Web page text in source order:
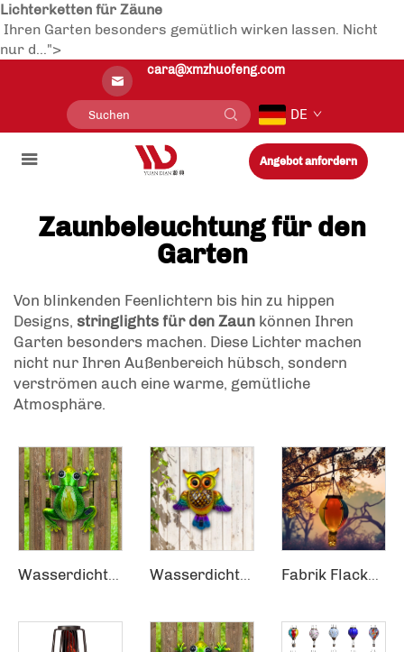
Lichterketten für Zäune
Ihren Garten besonders gemütlich wirken lassen. Nicht
nur d...">
cara@xmzhuofeng.com
DE
Angebot anfordern
Zaunbeleuchtung für den
Garten
Von blinkenden Feenlichtern bis hin zu hippen
Designs, stringlights für den Zaun können Ihren
Garten besonders machen. Diese Lichter machen
nicht nur Ihren Außenbereich hübsch, sondern
verströmen auch eine warme, gemütliche
Atmosphäre.
Wasserdichte Terrasse Außenbereich Gartenzaun LED Metallglas Frosch Hängende Dekoration Solare Wandlampen Wasserdichte Terrasse Außenbereich Gartenzaun LED Metallglas Eule Hängende Dekoration Solare Wandlampen Fabrik Flackernde Flamme Gartendekoration Solar Heißluftballon Hängende Laterne